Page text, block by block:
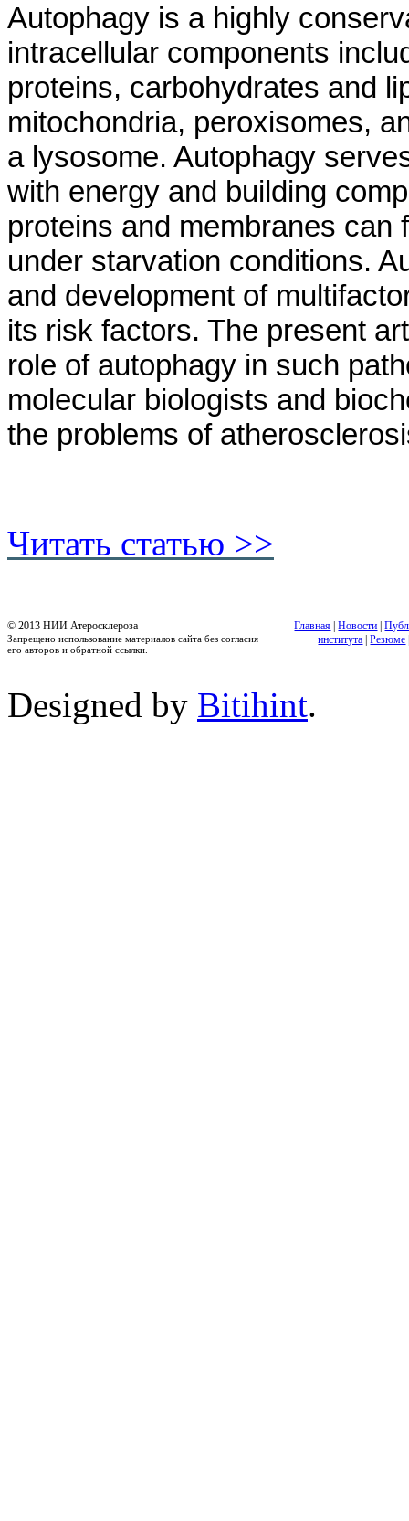
Autophagy is a highly
intracellular components
proteins, carbohydrates and
mitochondria, peroxisomes,
a lysosome. Autophagy
with energy and building
proteins and membranes can
under starvation conditions.
and development of
its risk factors. The present
role of autophagy in such
molecular biologists and
the problems of
Читать статью >>
© 2013 НИИ Атеросклероза
Запрещено использование материалов сайта без согласия
его авторов и обратной ссылки.
Главная |Новости |
института |Резюме
Designed by Bitihint.